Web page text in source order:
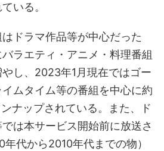
いる。
ドラマ作品等が中心だった
ラエティ・アニメ・料理番組
し、2023年1月現在ではゴー
ムタイム等の番組を中心に約
ナップされている。また、ド
は本サービス開始前に放送さ
代から2010年代までの物）